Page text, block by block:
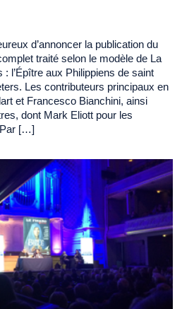
d’annoncer la publication du
traité selon le modèle de La
: l’Épître aux Philippiens de saint
Les contributeurs principaux en
et Francesco Bianchini, ainsi
dont Mark Eliott pour les
[…]